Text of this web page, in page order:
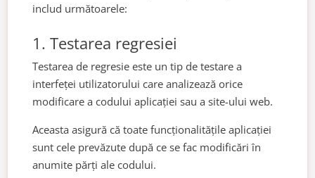
includ următoarele:
1. Testarea regresiei
Testarea de regresie este un tip de testare a
interfeței utilizatorului care analizează orice
modificare a codului aplicației sau a site-ului web.
Aceasta asigură că toate funcționalitățile aplicației
sunt cele prevăzute după ce se fac modificări în
anumite părți ale codului.